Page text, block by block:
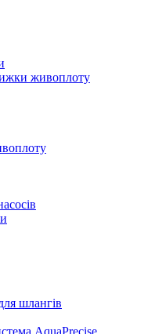
живоплоту
шлангів
AquaPrecise